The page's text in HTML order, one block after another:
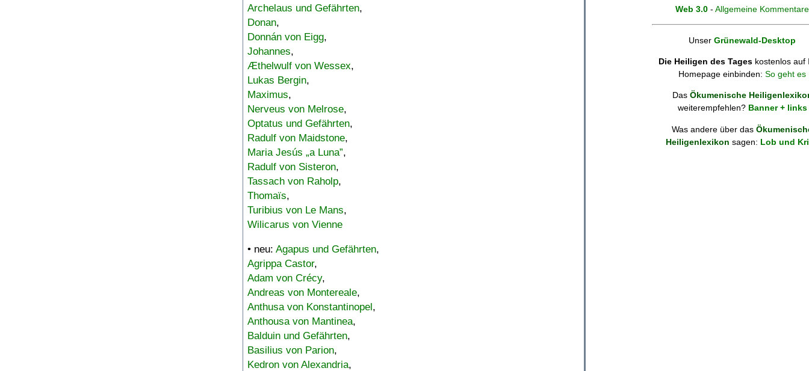
Archelaus und Gefährten,
Donan,
Donnán von Eigg,
Johannes,
Æthelwulf von Wessex,
Lukas Bergin,
Maximus,
Nerveus von Melrose,
Optatus und Gefährten,
Radulf von Maidstone,
Maria Jesús „a Luna”,
Radulf von Sisteron,
Tassach von Raholp,
Thomaïs,
Turibius von Le Mans,
Wilicarus von Vienne
• neu: Agapus und Gefährten,
Agrippa Castor,
Adam von Crécy,
Andreas von Montereale,
Anthusa von Konstantinopel,
Anthousa von Mantinea,
Balduin und Gefährten,
Basilius von Parion,
Kedron von Alexandria,
Web 3.0 - Allgemeine Kommentare
Unser Grünewald-Desktop
Die Heiligen des Tages kostenlos auf
Homepage einbinden: So geht es
Das Ökumenische
weiterempfehlen? Banner + links
Was andere über das
Heiligenlexikon sagen: Lob und